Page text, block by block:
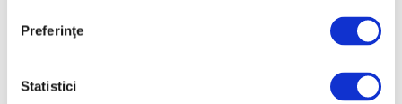
Preferinţe
Statistici